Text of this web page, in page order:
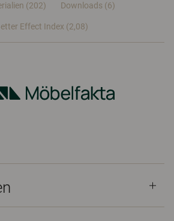
(202) Downloads (6)
Effect Index (2,08)